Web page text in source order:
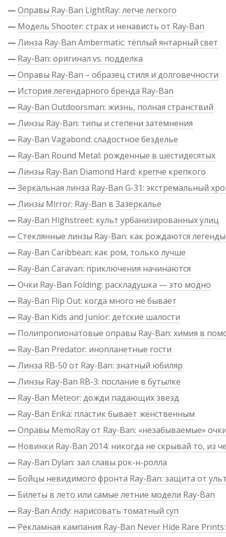
—Оправы Ray-Ban LightRay: легче легкого
— Модель Shooter: страх и ненависть от Ray-Ban
—Линза Ray-Ban Ambermatic: тёплый янтарный свет
— Ray-Ban: оригинал vs. подделка
—Оправы Ray-Ban – образец стиля и долговечности
— История легендарного бренда Ray-Ban
— Ray-Ban Outdoorsman: жизнь, полная странствий
—Линзы Ray-Ban: типы и степени затемнения
— Ray-Ban Vagabond: сладостное безделье
— Ray-Ban Round Metal: рожденные в шестидесятых
—Линзы Ray-Ban Diamond Hard: крепче крепкого
—Зеркальная линза Ray-Ban G-31: экстремальный
—Линзы Mirror: Ray-Ban в Зазеркалье
— Ray-Ban Highstreet: культ урбанизированных улиц
—Стеклянные линзы Ray-Ban: как рождаются легенды
— Ray-Ban Caribbean: как ром, только лучше
— Ray-Ban Caravan: приключения начинаются
—Очки Ray-Ban Folding: раскладушка — это модно
— Ray-Ban Flip Out: когда много не бывает
— Ray-Ban Kids and Junior: детские шалости
— Полипропионатовые оправы Ray-Ban: химия в
— Ray-Ban Predator: инопланетные гости
—Линза RB-50 от Ray-Ban: знатный юбиляр
—Линзы Ray-Ban RB-3: послание в бутылке
— Ray-Ban Meteor: дожди падающих звезд
— Ray-Ban Erika: пластик бывает женственным
—Оправы MemoRay от Ray-Ban: «незабываемые»
— Новинки Ray-Ban 2014: никогда не скрывай то, из
— Ray-Ban Dylan: зал славы рок-н-ролла
— Бойцы невидимого фронта Ray-Ban: защита от
— Билеты в лето или самые летние модели Ray-Ban
— Ray-Ban Andy: нарисовать томатный суп
— Рекламная кампания Ray-Ban Never Hide Rare